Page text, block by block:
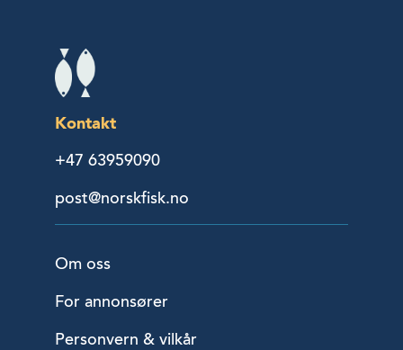
Kontakt
+47 63959090
post@norskfisk.no
Om oss
For annonsører
Personvern & vilkår